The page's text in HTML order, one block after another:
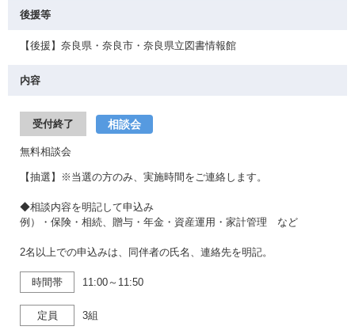
後援等
【後援】奈良県・奈良市・奈良県立図書情報館
内容
受付終了 相談会
無料相談会
【抽選】※当選の方のみ、実施時間をご連絡します。
◆相談内容を明記して申込み
例）・保険・相続、贈与・年金・資産運用・家計管理 など
2名以上での申込みは、同伴者の氏名、連絡先を明記。
時間帯 11:00～11:50
定員 3組